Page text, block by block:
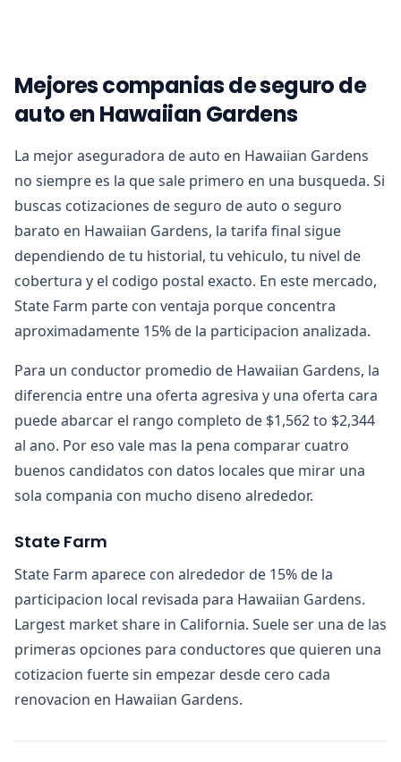
Mejores companias de seguro de
auto en Hawaiian Gardens
La mejor aseguradora de auto en Hawaiian Gardens
no siempre es la que sale primero en una busqueda. Si
buscas cotizaciones de seguro de auto o seguro
barato en Hawaiian Gardens, la tarifa final sigue
dependiendo de tu historial, tu vehiculo, tu nivel de
cobertura y el codigo postal exacto. En este mercado,
State Farm parte con ventaja porque concentra
aproximadamente 15% de la participacion analizada.
Para un conductor promedio de Hawaiian Gardens, la
diferencia entre una oferta agresiva y una oferta cara
puede abarcar el rango completo de $1,562 to $2,344
al ano. Por eso vale mas la pena comparar cuatro
buenos candidatos con datos locales que mirar una
sola compania con mucho diseno alrededor.
State Farm
State Farm aparece con alrededor de 15% de la
participacion local revisada para Hawaiian Gardens.
Largest market share in California. Suele ser una de las
primeras opciones para conductores que quieren una
cotizacion fuerte sin empezar desde cero cada
renovacion en Hawaiian Gardens.